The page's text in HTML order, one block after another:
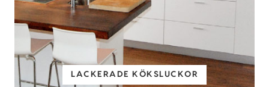
LACKERADE KÖKSLUCKOR